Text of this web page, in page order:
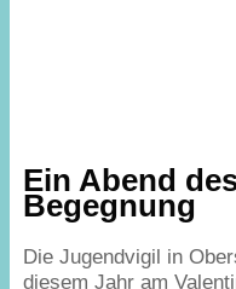
Ein Abend
Begegnung
Die Jugendvigil in
diesem Jahr am